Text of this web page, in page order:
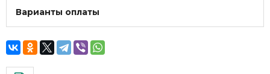
Варианты оплаты